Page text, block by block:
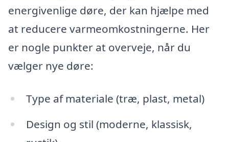
energivenlige døre, der kan hjælpe med
at reducere varmeomkostningerne. Her
er nogle punkter at overveje, når du
vælger nye døre:
Type af materiale (træ, plast, metal)
Design og stil (moderne, klassisk,